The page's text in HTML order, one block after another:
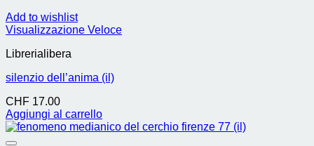
Add to wishlist
Visualizzazione Veloce
Librerialibera
silenzio dell’anima (il)
CHF 17.00
Aggiungi al carrello